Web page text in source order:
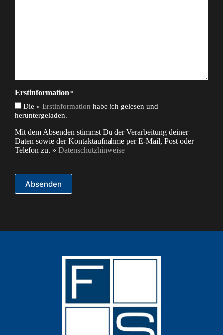
Erstinformation *
Die » Erstinformation habe ich gelesen und
heruntergeladen.
Mit dem Absenden stimmst Du der Verarbeitung deiner
Daten sowie der Kontaktaufnahme per E-Mail, Post oder
Telefon zu. » Datenschutzhinweise
Absenden